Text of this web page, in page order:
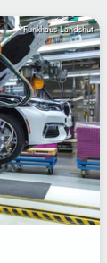
Funkhaus Landshut